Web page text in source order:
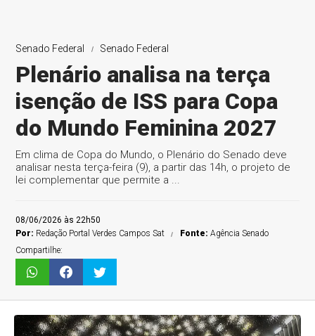
Senado Federal Senado Federal
Plenário analisa na terça
isenção de ISS para Copa
do Mundo Feminina 2027
Em clima de Copa do Mundo, o Plenário do Senado deve
analisar nesta terça-feira (9), a partir das 14h, o projeto de
lei complementar que permite a ...
08/06/2026 às 22h50
Por: Redação Portal Verdes Campos Sat Fonte:Agência Senado
Compartilhe: